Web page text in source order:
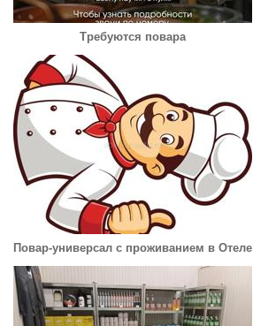
Требуются повара
Повар-универсал с проживанием в Отеле